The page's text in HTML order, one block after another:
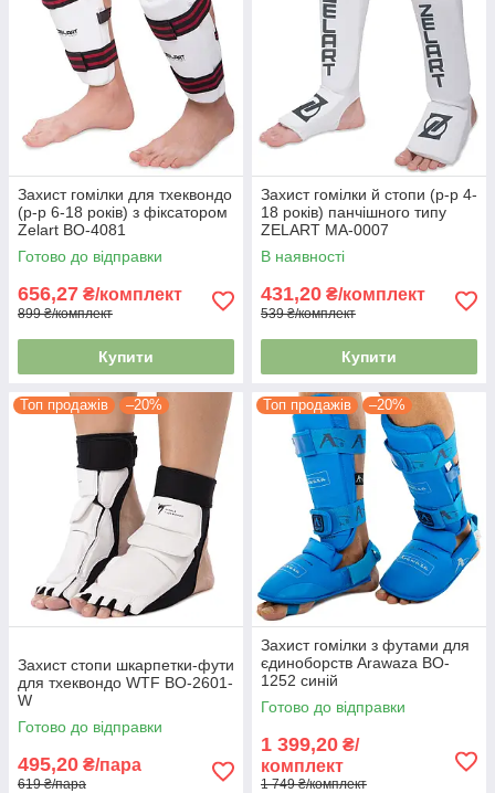
Захист гомілки для тхеквондо
(р-р 6-18 років) з фіксатором
Zelart BO-4081
Готово до відправки
656,27 ₴/комплект
899 ₴/комплект
Купити
Захист гомілки й стопи (р-р 4-
18 років) панчішного типу
ZELART MA-0007
В наявності
431,20 ₴/комплект
539 ₴/комплект
Купити
Топ продажів –20%
Захист стопи шкарпетки-фути
для тхеквондо WTF BO-2601-
W
Готово до відправки
495,20 ₴/пара
619 ₴/пара
Топ продажів –20%
Захист гомілки з футами для
єдиноборств Arawaza BO-
1252 синій
Готово до відправки
1 399,20 ₴/
комплект
1 749 ₴/комплект